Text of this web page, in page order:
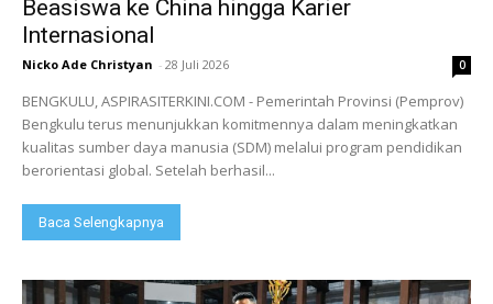
Beasiswa ke China hingga Karier
Internasional
Nicko Ade Christyan - 28 Juli 2026 0
BENGKULU, ASPIRASITERKINI.COM - Pemerintah Provinsi (Pemprov)
Bengkulu terus menunjukkan komitmennya dalam meningkatkan
kualitas sumber daya manusia (SDM) melalui program pendidikan
berorientasi global. Setelah berhasil...
Baca Selengkapnya